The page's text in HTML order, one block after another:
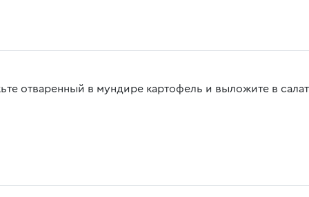
отваренный в мундире картофель и выложите в